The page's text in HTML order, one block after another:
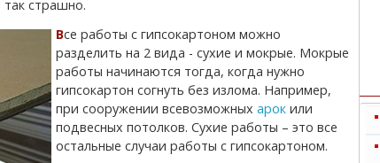
так страшно.
Все работы с гипсокартоном можно
разделить на 2 вида - сухие и мокрые. Мокрые
работы начинаются тогда, когда нужно
гипсокартон согнуть без излома. Например,
при сооружении всевозможных арокили
подвесных потолков. Сухие работы – это все
остальные случаи работы с гипсокартоном.